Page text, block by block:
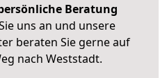
Beratung
uns an und unsere
beraten Sie gerne auf
nach Weststadt.